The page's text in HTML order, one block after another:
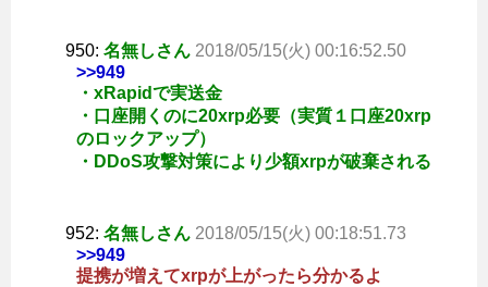
950: 名無しさん 2018/05/15(火) 00:16:52.50
>>949
・xRapidで実送金
・口座開くのに20xrp必要（実質１口座20xrp
のロックアップ）
・DDoS攻撃対策により少額xrpが破棄される
952: 名無しさん 2018/05/15(火) 00:18:51.73
>>949
提携が増えてxrpが上がったら分かるよ